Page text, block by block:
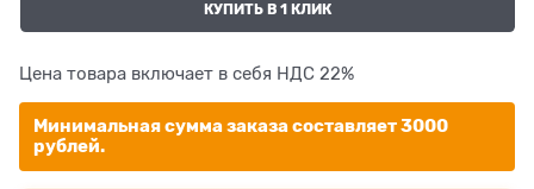
КУПИТЬ В 1 КЛИК
Цена товара включает в себя НДС 22%
Минимальная сумма заказа составляет 3000
рублей.